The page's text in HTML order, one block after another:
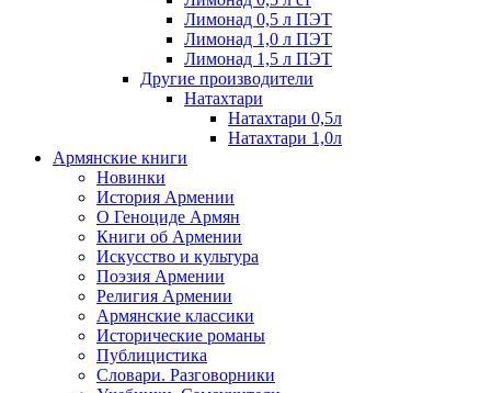
Лимонад 0,5 л ПЭТ
Лимонад 1,0 л ПЭТ
Лимонад 1,5 л ПЭТ
Другие производители
Натахтари
Натахтари 0,5л
Натахтари 1,0л
Армянские книги
Новинки
История Армении
О Геноциде Армян
Книги об Армении
Иcкусство и культура
Поэзия Армении
Религия Армении
Армянские классики
Исторические романы
Публицистика
Словари. Разговорники